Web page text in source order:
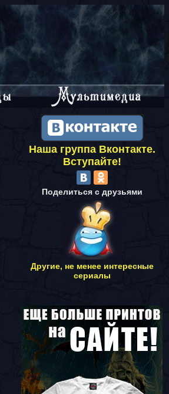
Наша группа Вконтакте.
Вступайте!
Поделиться с друзьями
Другие, не менее интересные
сериалы